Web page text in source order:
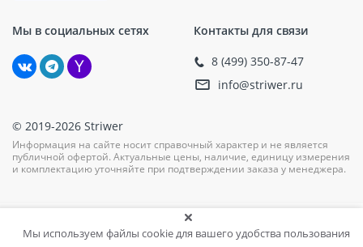
Мы в социальных сетях Контакты для связи
8 (499) 350-87-47
info@striwer.ru
© 2019-2026 Striwer
Информация на сайте носит справочный характер и не является
публичной офертой. Актуальные цены, наличие, единицу измерения
и комплектацию уточняйте при подтверждении заказа у менеджера.
Мы используем файлы cookie для вашего удобства пользования